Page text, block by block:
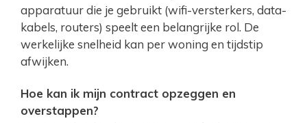
apparatuur die je gebruikt (wifi-versterkers, data-
kabels, routers) speelt een belangrijke rol. De
werkelijke snelheid kan per woning en tijdstip
afwijken.
Hoe kan ik mijn contract opzeggen en
overstappen?